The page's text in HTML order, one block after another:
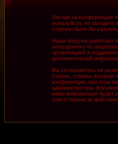
Заходя на конференцию
пожалуйста, не
стороны было бы
Наши форумы работают
выпущенного по
организацией и
дополнительной
Вы соглашаетесь не
страны, страны, которая
конференции, при этом
администраторы
вами информация будет
ответственна за